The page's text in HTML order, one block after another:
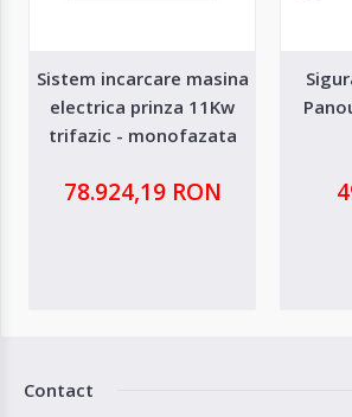
Sistem incarcare masina
electrica prinza 11Kw
trifazic - monofazata
78.924,19 RON
Contact